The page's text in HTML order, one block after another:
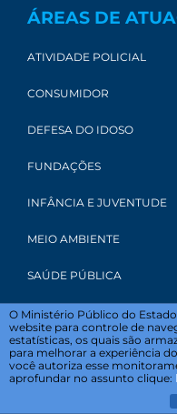
ÁREAS DE
ATIVIDADE POLICIAL
CONSUMIDOR
DEFESA DO IDOSO
FUNDAÇÕES
INFÂNCIA E JUVENTUDE
MEIO AMBIENTE
SAÚDE PÚBLICA
ÓRGÃOS DE
CAOP
O Ministério Público do
website para controle de
estatísticas, os quais são
para melhorar a experiência
você autoriza esse
aprofundar no assunto clique: